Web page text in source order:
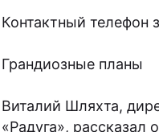
Контактный телефон
Грандиозные планы
Виталий Шляхта,
«Радуга», рассказал